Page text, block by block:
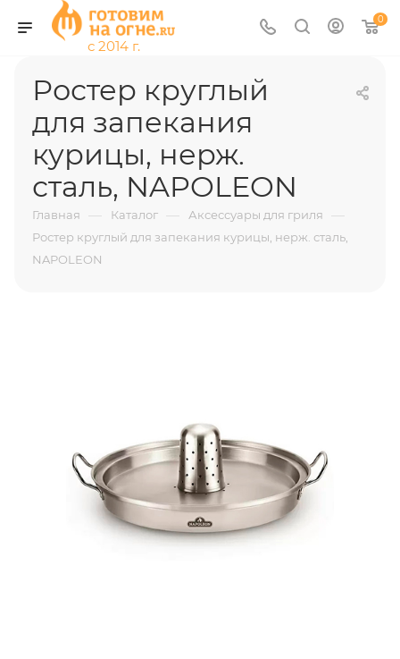
0
Ростер круглый
для запекания
курицы, нерж.
сталь, NAPOLEON
Главная — Каталог — Аксессуары для гриля —
Ростер круглый для запекания курицы, нерж. сталь,
NAPOLEON